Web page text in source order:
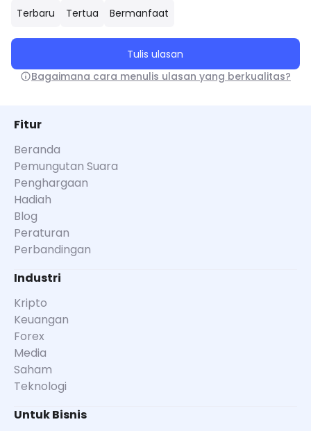
Terbaru
Tertua Bermanfaat
Tulis ulasan
Bagaimana cara menulis ulasan yang berkualitas?
Fitur
Beranda
Pemungutan Suara
Penghargaan
Hadiah
Blog
Peraturan
Perbandingan
Industri
Kripto
Keuangan
Forex
Media
Saham
Teknologi
Untuk Bisnis